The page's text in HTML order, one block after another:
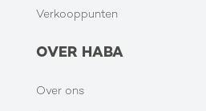
Verkooppunten
OVER HABA
Over ons